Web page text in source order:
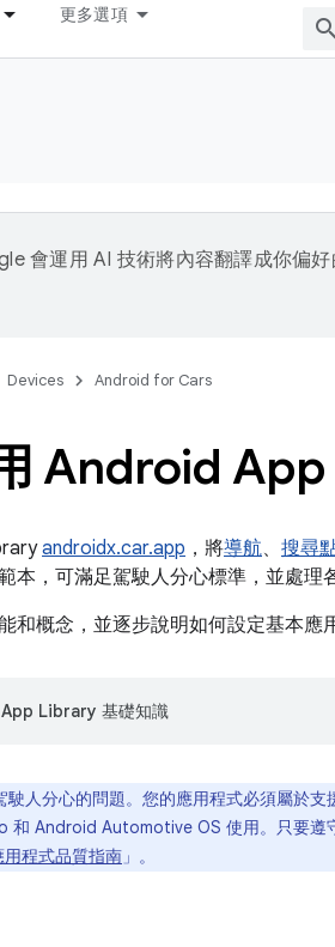
更多選項
會運用 AI 技術將內容翻譯成你偏好
Devices Android for Cars
Android
androidx.car.app ，將導航、 搜尋
本，可滿足駕駛人分心標準，並處理
和概念，並逐步說明如何設定基本應
Library 基礎知識
人分心的問題。您的應用程式必須屬於
Android Automotive OS 使用。只要遵
程式品質指南 」。